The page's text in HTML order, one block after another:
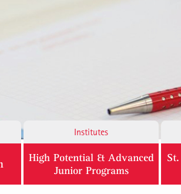
Institutes
High Potential & Advanced
Junior Programs